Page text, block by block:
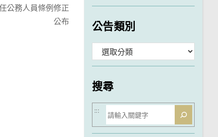
公務人員條例修正
公布
公告類別
類
搜尋
搜
尋
:::